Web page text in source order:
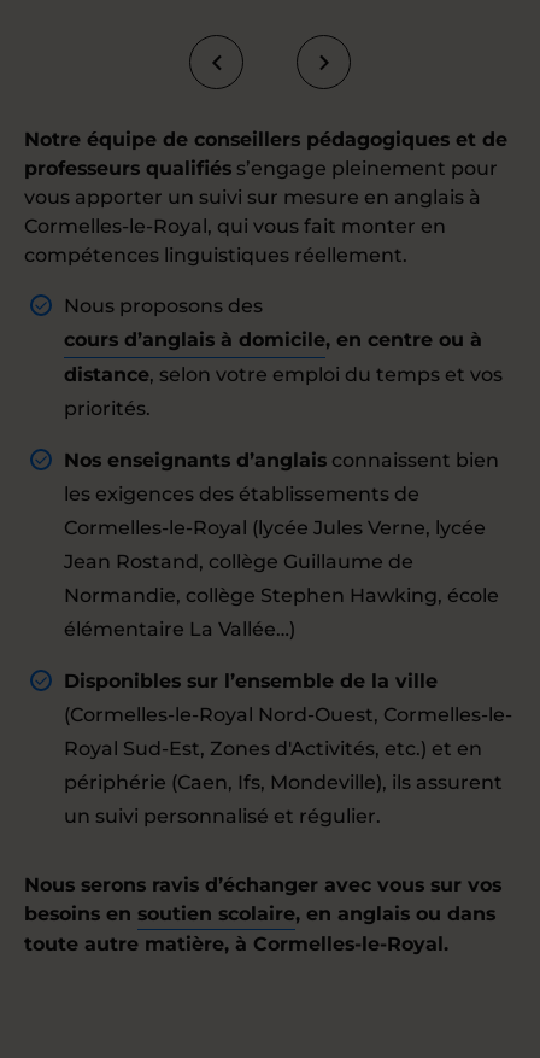
Notre équipe de conseillers pédagogiques et de
professeurs qualifiés s’engage pleinement pour
vous apporter un suivi sur mesure en anglais à
Cormelles-le-Royal, qui vous fait monter en
compétences linguistiques réellement.
Nous proposons des
cours d’anglais à domicile, en centre ou à
distance, selon votre emploi du temps et vos
priorités.
Nos enseignants d’anglais connaissent bien
les exigences des établissements de
Cormelles-le-Royal (lycée Jules Verne, lycée
Jean Rostand, collège Guillaume de
Normandie, collège Stephen Hawking, école
élémentaire La Vallée…)
Disponibles sur l’ensemble de la ville
(Cormelles-le-Royal Nord-Ouest, Cormelles-le-
Royal Sud-Est, Zones d'Activités, etc.) et en
périphérie (Caen, Ifs, Mondeville), ils assurent
un suivi personnalisé et régulier.
Nous serons ravis d’échanger avec vous sur vos
besoins en soutien scolaire, en anglais ou dans
toute autre matière, à Cormelles-le-Royal.